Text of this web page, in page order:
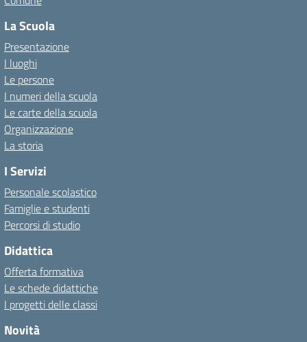
La Scuola
Presentazione
I luoghi
Le persone
I numeri della scuola
Le carte della scuola
Organizzazione
La storia
I Servizi
Personale scolastico
Famiglie e studenti
Percorsi di studio
Didattica
Offerta formativa
Le schede didattiche
I progetti delle classi
Novità